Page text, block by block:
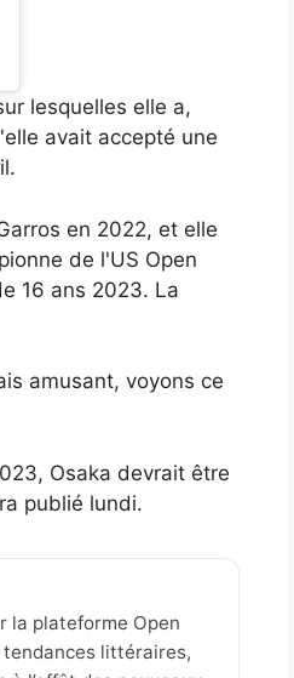
lesquelles elle a,
avait accepté une
en 2022, et elle
de l'US Open
16 ans 2023. La
amusant, voyons ce
Osaka devrait être
publié lundi.
la plateforme Open
tendances littéraires,